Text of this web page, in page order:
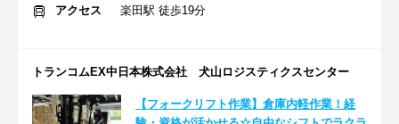
アクセス
楽田駅 徒歩19分
トランコムEX中日本株式会社 犬山ロジスティクスセンター
【フォークリフト作業】倉庫内軽作業！経